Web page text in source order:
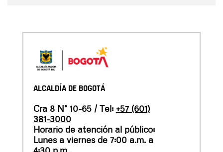
ALCALDÍA DE BOGOTÁ
Cra 8 N° 10-65 / Tel: +57 (601)
381-3000
Horario de atención al público:
Lunes a viernes de 7:00 a.m. a